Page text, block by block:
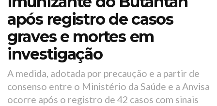
após registro de casos
graves e mortes em
investigação
A medida, adotada por precaução e a partir de
consenso entre o Ministério da Saúde e a Anvisa
ocorre após o registro de 42 casos com sinais